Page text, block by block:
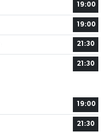
19:00
19:00
21:30
21:30
19:00
21:30